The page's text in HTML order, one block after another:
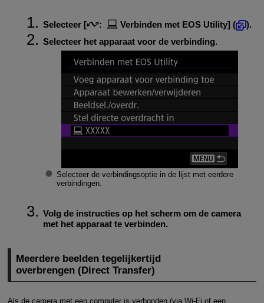
Selecteer [ : Verbinden met EOS Utility] (
).
Selecteer het apparaat voor de verbinding.
Selecteer de verbindingsoptie in de lijst met eerdere
verbindingen.
Volg de instructies op het scherm om de camera
met het apparaat te verbinden.
Meerdere beelden tegelijkertijd
overbrengen (Direct Transfer)
Als de camera met een computer is verbonden (via Wi-Fi of een